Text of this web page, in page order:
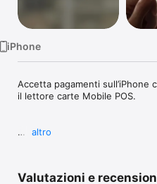
iPhone
Accetta pagamenti sull’iPhone
il lettore carte Mobile POS.
ovunque.
altro
Valutazioni e